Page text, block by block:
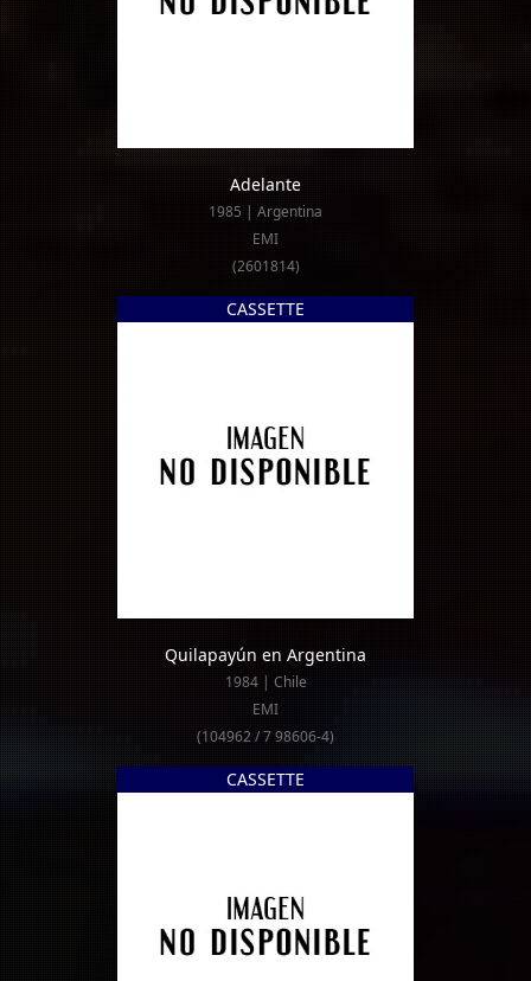
Adelante
1985 | Argentina
EMI
(2601814)
CASSETTE
Quilapayún en Argentina
1984 | Chile
EMI
(104962 / 7 98606-4)
CASSETTE